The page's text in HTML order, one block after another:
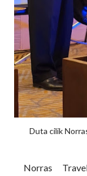
Duta cilik
Norras